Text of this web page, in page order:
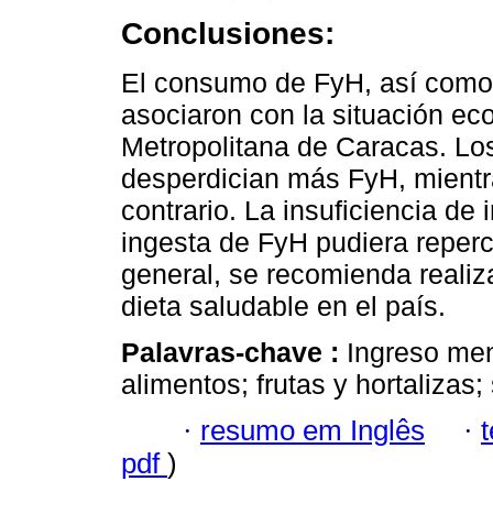
Conclusiones:
El consumo de FyH, así
asociaron con la situación
Metropolitana de Caracas.
desperdician más FyH,
contrario. La insuficiencia de
ingesta de FyH pudiera
general, se recomienda
dieta saludable en el país.
Palavras-chave : Ingreso
alimentos; frutas y
· resumo em Inglês ·
pdf )